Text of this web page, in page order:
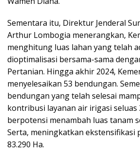
Sementara itu, Direktur Jenderal
Arthur Lombogia menerangkan,
menghitung luas lahan yang telah
dioptimalisasi bersama-sama
Pertanian. Hingga akhir 2024,
menyelesaikan 53 bendungan.
bendungan yang telah selesai
kontribusi layanan air irigasi seluas
berpotensi menambah luas tanam
Serta, meningkatkan ekstensifikasi
83.290 Ha.